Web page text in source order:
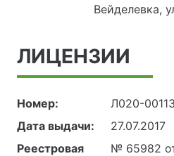
Вейделевка,
ЛИЦЕНЗИИ
Номер:
Л020-
Дата выдачи:
27.07.2017
Реестровая
№ 65982